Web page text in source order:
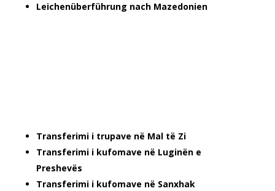
Leichenüberführung nach Mazedonien
Transferimi i trupave në Mal të Zi
Transferimi i kufomave në Luginën e
Preshevës
Transferimi i kufomave në Sanxhak